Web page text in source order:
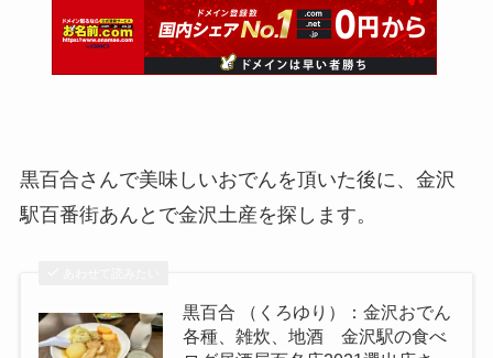
黒百合さんで美味しいおでんを頂いた後に、金沢
駅百番街あんとで金沢土産を探します。
黒百合 （くろゆり）：金沢おでん
各種、雑炊、地酒 金沢駅の食べ